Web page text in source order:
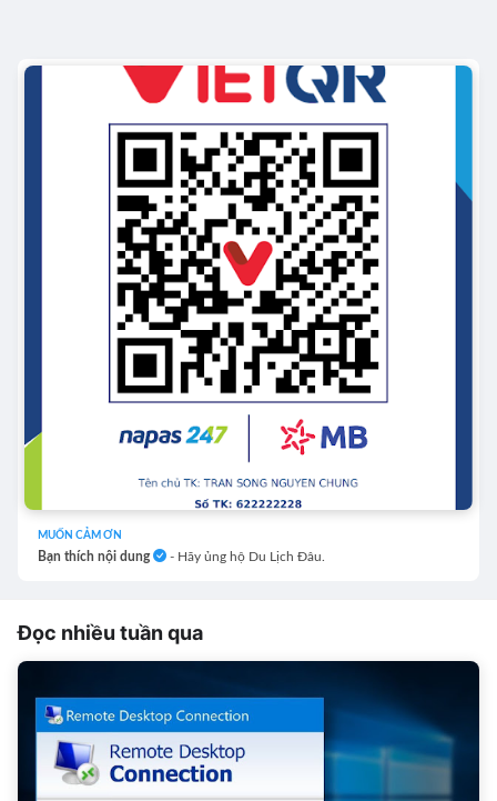
MUỐN CẢM ƠN
Bạn thích nội dung - Hãy ủng hộ Du Lịch Đâu.
Đọc nhiều tuần qua